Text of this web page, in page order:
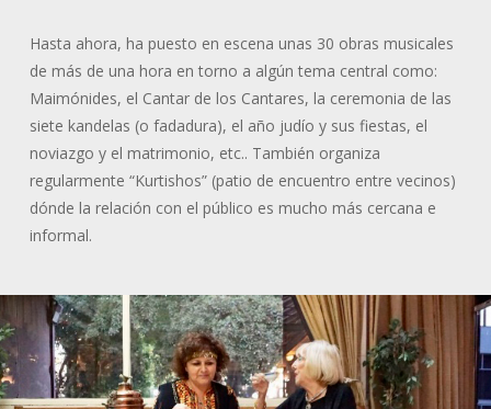
Hasta ahora, ha puesto en escena unas 30 obras musicales
de más de una hora en torno a algún tema central como:
Maimónides, el Cantar de los Cantares, la ceremonia de las
siete kandelas (o fadadura), el año judío y sus fiestas, el
noviazgo y el matrimonio, etc.. También organiza
regularmente “Kurtishos” (patio de encuentro entre vecinos)
dónde la relación con el público es mucho más cercana e
informal.